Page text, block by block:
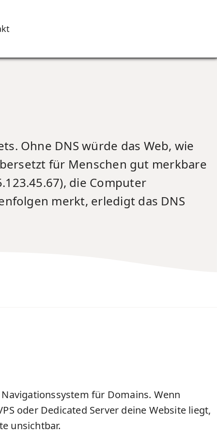
Ohne DNS würde das Web, wie
für Menschen gut merkbare
die Computer
merkt, erledigt das DNS
für Domains. Wenn
oder Dedicated Server deine Website liegt,
unsichtbar.